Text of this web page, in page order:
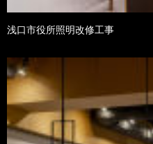
浅口市役所照明改修工事